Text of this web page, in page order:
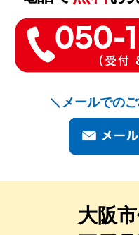
メールでの
大阪